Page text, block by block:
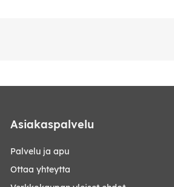
Asiakaspalvelu
Palvelu ja apu
Ottaa yhteytta